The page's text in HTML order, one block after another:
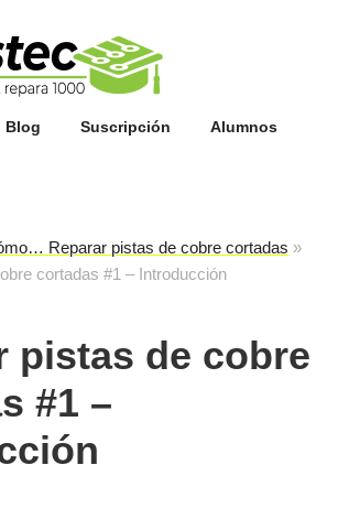
Blog Suscripción Alumnos
Reparar pistas de cobre cortadas »
cortadas #1 – Introducción
pistas de cobre
#1 –